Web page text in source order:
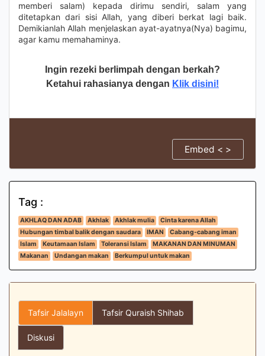
memberi salam) kepada dirimu sendiri, salam yang
ditetapkan dari sisi Allah, yang diberi berkat lagi baik.
Demikianlah Allah menjelaskan ayat-ayatnya(Nya) bagimu,
agar kamu memahaminya.
Ingin rezeki berlimpah dengan berkah?
Ketahui rahasianya dengan Klik disini!
Embed < >
Tag :
AKHLAQ DAN ADAB Akhlak Akhlak mulia
Cinta karena Allah
Hubungan timbal balik dengan saudara
IMAN
Cabang-cabang iman
Islam
Keutamaan Islam Toleransi Islam
MAKANAN DAN MINUMAN
Makanan
Undangan makan Berkumpul untuk makan
Tafsir Jalalayn Tafsir Quraish Shihab
Diskusi